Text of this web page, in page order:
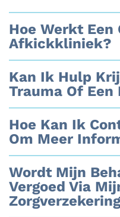
Hoe Werkt Een
Afkickkliniek?
Kan Ik Hulp
Trauma Of Een
Hoe Kan Ik
Om Meer
Wordt Mijn
Vergoed Via